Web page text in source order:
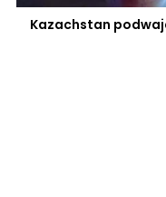
Kazachstan